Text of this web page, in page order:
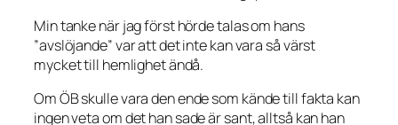
Min tanke när jag först hörde talas om hans
”avslöjande” var att det inte kan vara så värst
mycket till hemlighet ändå.
Om ÖB skulle vara den ende som kände till fakta kan
ingen veta om det han sade är sant, alltså kan han